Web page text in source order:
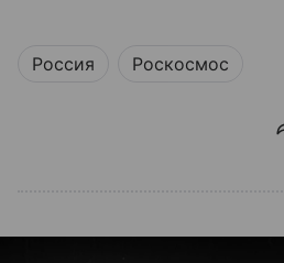
Россия Роскосмос